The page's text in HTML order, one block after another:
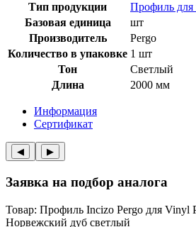
Тип продукции
Профиль для
Базовая единица
шт
Производитель
Pergo
Количество в упаковке 1 шт
Тон
Светлый
Длина
2000 мм
Информация
Сертификат
◀︎ ▶︎
Заявка на подбор аналога
Товар: Профиль Incizo Pergo для Vinyl
Норвежский дуб светлый